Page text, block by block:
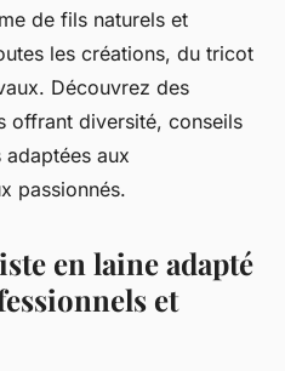
de fils naturels et
les créations, du tricot
Découvrez des
offrant diversité, conseils
aux
passionnés.
en laine adapté
et